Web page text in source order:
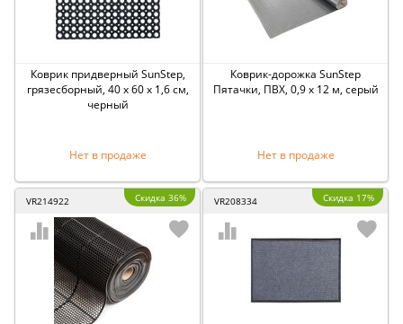
Коврик придверный SunStep,
грязесборный, 40 x 60 x 1,6 см,
черный
Нет в продаже
Коврик-дорожка SunStep
Пятачки, ПВХ, 0,9 x 12 м, серый
Нет в продаже
VR214922 Скидка 36% VR208334 Скидка 17%